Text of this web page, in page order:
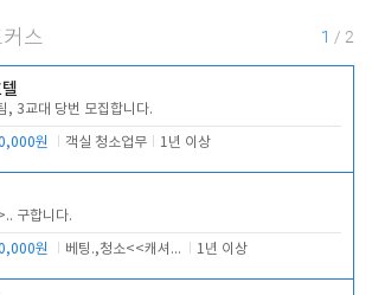
스 1 / 2
, 3교대 당번 모집합니다.
원 객실 청소업무 1년 이상
구합니다.
원 베팅.,청소<<캐셔 모셔봅니다. 1년 이상